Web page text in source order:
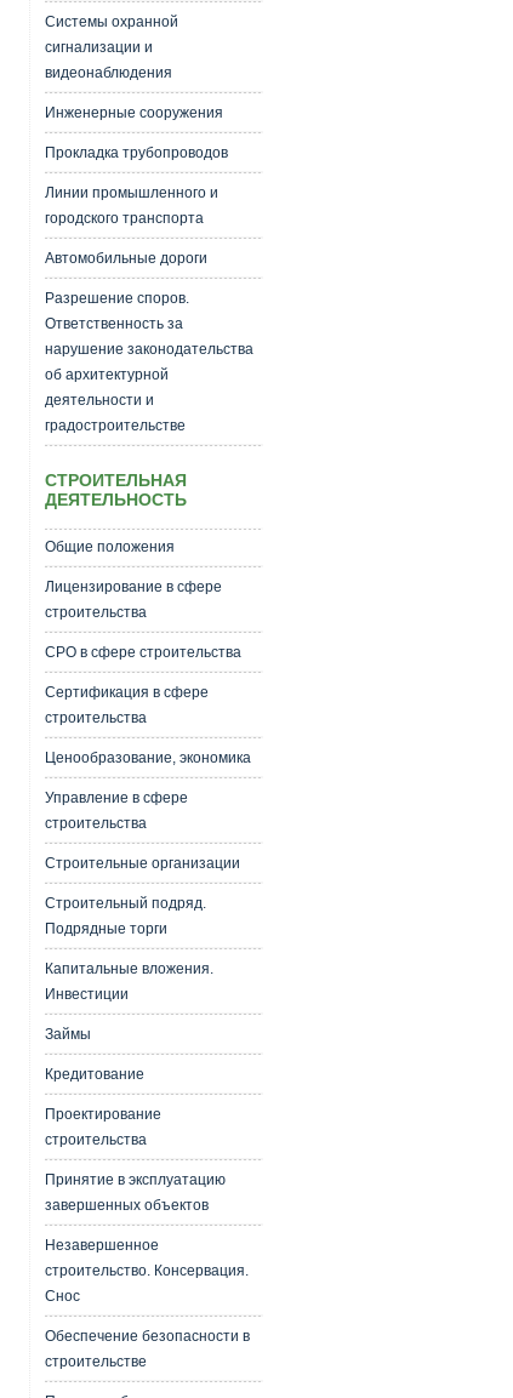
Системы охранной
сигнализации и
видеонаблюдения
Инженерные сооружения
Прокладка трубопроводов
Линии промышленного и
городского транспорта
Автомобильные дороги
Разрешение споров.
Ответственность за
нарушение законодательства
об архитектурной
деятельности и
градостроительстве
СТРОИТЕЛЬНАЯ
ДЕЯТЕЛЬНОСТЬ
Общие положения
Лицензирование в сфере
строительства
СРО в сфере строительства
Сертификация в сфере
строительства
Ценообразование, экономика
Управление в сфере
строительства
Строительные организации
Строительный подряд.
Подрядные торги
Капитальные вложения.
Инвестиции
Займы
Кредитование
Проектирование
строительства
Принятие в эксплуатацию
завершенных объектов
Незавершенное
строительство. Консервация.
Снос
Обеспечение безопасности в
строительстве